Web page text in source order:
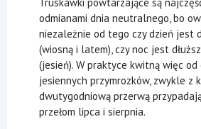
odmianami dnia neutralnego, bo
niezależnie od tego czy dzień jest
(wiosną i latem), czy noc jest
(jesień). W praktyce kwitną więc
jesiennych przymrozków, zwykle z
dwutygodniową przerwą
przełom lipca i sierpnia.